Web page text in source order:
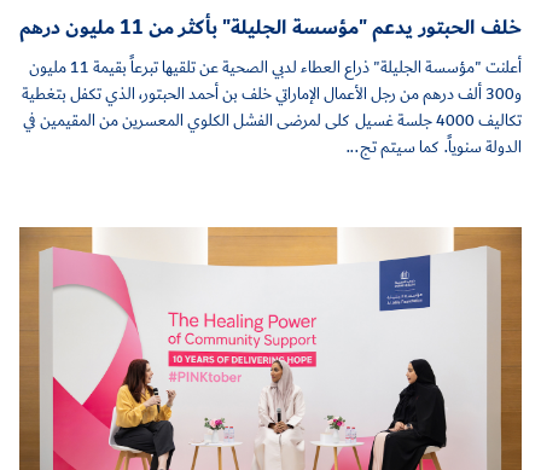
خلف الحبتور يدعم "مؤسسة الجليلة" بأكثر من 11 مليون درهم
أعلنت "مؤسسة الجليلة" ذراع العطاء لدبي الصحية عن تلقيها تبرعاً بقيمة 11 مليون
و300 ألف درهم من رجل الأعمال الإماراتي خلف بن أحمد الحبتور، الذي تكفل بتغطية
تكاليف 4000 جلسة غسيل كلى لمرضى الفشل الكلوي المعسرين من المقيمين في
الدولة سنوياً. كما سيتم تج...